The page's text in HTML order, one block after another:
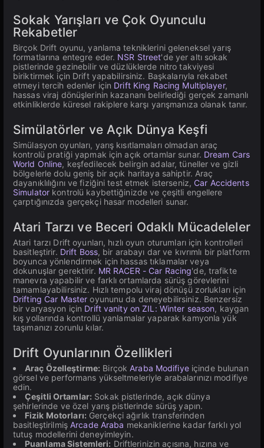
Sokak Yarışları ve Çok Oyunculu
Rekabetler
Birçok Drift oyunu, yanlama tekniklerini geleneksel yarış
formatlarına entegre eder. NSR Street'de yer altı sokak
pistlerinde gezinebilir ve düzlüklerde nitro takviyesi
biriktirmek için Drift yapabilirsiniz. Başkalarıyla rekabet
etmeyi tercih edenler için Drift King Racing Multiplayer,
hassas viraj dönüşlerinin kazananı belirlediği gerçek zamanlı
etkinliklerde küresel rakiplere karşı yarışmanıza olanak tanır.
Simülatörler ve Açık Dünya Keşfi
Simülasyon oyunları, yarış kısıtlamaları olmadan araç
kontrolü pratiği yapmak için açık ortamlar sunar. Dream Cars
World Online, keşfedilecek belirgin adalar, tüneller ve gizli
bölgelerle dolu geniş bir açık haritaya sahiptir. Araç
dayanıklılığını ve fiziğini test etmek isterseniz, Car Accidents
Simulator kontrolü kaybettiğinizde ve çeşitli engellere
çarptığınızda gerçekçi hasar modelleri sunar.
Atari Tarzı ve Beceri Odaklı Mücadeleler
Atari tarzı Drift oyunları, hızlı oyun oturumları için kontrolleri
basitleştirir. Drift Boss, bir arabayı dar ve kıvrımlı bir platform
boyunca yönlendirmek için hassas tıklamalar veya
dokunuşlar gerektirir. MR RACER - Car Racing'de, trafikte
manevra yapabilir ve farklı ortamlarda sürüş görevlerini
tamamlayabilirsiniz. Hızlı tempolu viraj dönüşü zorlukları için
Drifting Car Master oyununu da deneyebilirsiniz. Benzersiz
bir varyasyon için Drift vanity on ZIL: Winter season, kaygan
kış yollarında kontrollü yanlamalar yaparak kamyonla yük
taşımanızı zorunlu kılar.
Drift Oyunlarının Özellikleri
Araç Özelleştirme: BirçokAraba Modifiyeiçinde bulunan
görsel ve performans yükseltmeleriyle arabalarınızı modifiye
edin.
Çeşitli Ortamlar: Sokak pistlerinde, açık dünya
şehirlerinde ve özel yarış pistlerinde sürüş yapın.
Fizik Motorları: Gerçekçi ağırlık transferinden
basitleştirilmişArcade Araba mekaniklerine kadar farklı yol
tutuş modellerini deneyimleyin.
Puanlama Sistemleri: Driftlerinizin açısına, hızına ve